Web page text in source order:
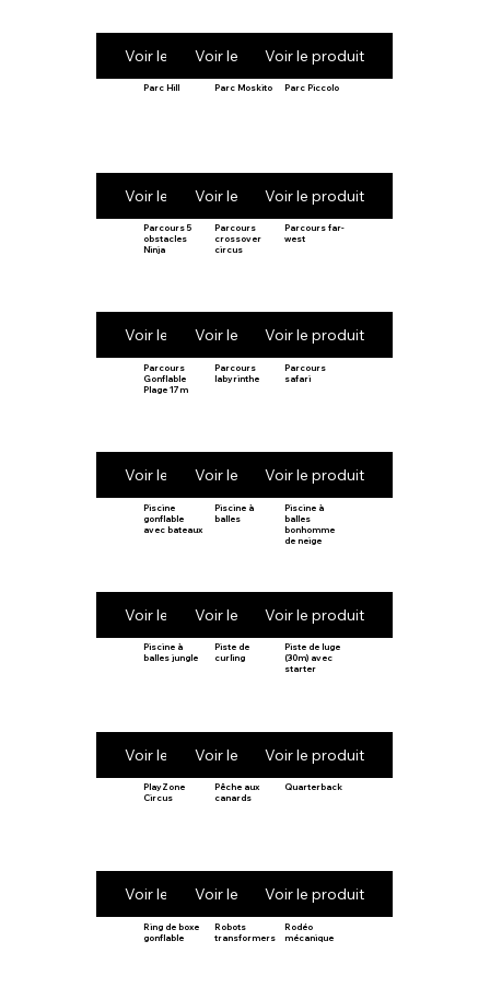
Voir le produitVoir le produitVoir le produit
Parc Hill
Voir le produit
Parc Moskito
Voir le produit
Parc Piccolo
Voir le produit
Parcours 5
obstacles
Ninja
Voir le produit
Parcours
crossover
circus
Voir le produit
Parcours far-
west
Voir le produit
Parcours
Gonflable
Plage 17m
Voir le produit
Parcours
labyrinthe
Voir le produit
Parcours
safari
Voir le produit
Piscine
gonflable
avec bateaux
Voir le produit
Piscine à
balles
Voir le produit
Piscine à
balles
bonhomme
de neige
Voir le produit
Piscine à
balles jungle
Voir le produit
Piste de
curling
Voir le produit
Piste de luge
(30m) avec
starter
Voir le produit
PlayZone
Circus
Voir le produit
Pêche aux
canards
Voir le produit
Quarterback
Voir le produit
Ring de boxe
gonflable
Robots
transformers
Rodéo
mécanique